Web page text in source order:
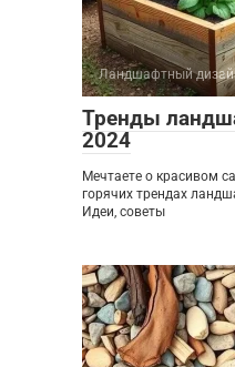
Ландшафтный
Тренды
2024
Мечтаете о красивом
горячих трендах
Идеи, советы